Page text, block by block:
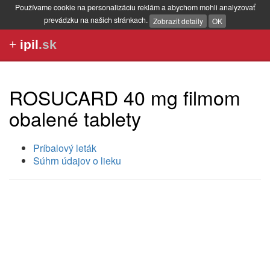
Používame cookie na personalizáciu reklám a abychom mohli analyzovať
prevádzku na našich stránkach. Zobrazit detaily OK
+ ipil.sk
ROSUCARD 40 mg filmom
obalené tablety
Príbalový leták
Súhrn údajov o lieku